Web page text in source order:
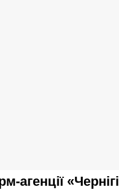
агенції